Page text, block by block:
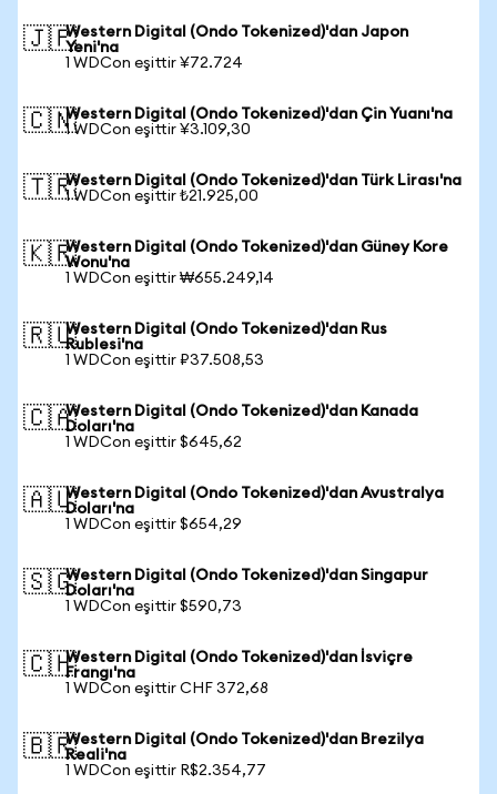
🇯🇵Western Digital (Ondo Tokenized)'dan Japon
Yeni'na
1 WDCon eşittir ¥72.724
🇨🇳Western Digital (Ondo Tokenized)'dan Çin Yuanı'na
1 WDCon eşittir ¥3.109,30
🇹🇷Western Digital (Ondo Tokenized)'dan Türk Lirası'na
1 WDCon eşittir ₺21.925,00
🇰🇷Western Digital (Ondo Tokenized)'dan Güney Kore
Wonu'na
1 WDCon eşittir ₩655.249,14
🇷🇺Western Digital (Ondo Tokenized)'dan Rus
Rublesi'na
1 WDCon eşittir ₽37.508,53
🇨🇦Western Digital (Ondo Tokenized)'dan Kanada
Doları'na
1 WDCon eşittir $645,62
🇦🇺Western Digital (Ondo Tokenized)'dan Avustralya
Doları'na
1 WDCon eşittir $654,29
🇸🇬Western Digital (Ondo Tokenized)'dan Singapur
Doları'na
1 WDCon eşittir $590,73
🇨🇭Western Digital (Ondo Tokenized)'dan İsviçre
Frangı'na
1 WDCon eşittir CHF 372,68
🇧🇷Western Digital (Ondo Tokenized)'dan Brezilya
Reali'na
1 WDCon eşittir R$2.354,77